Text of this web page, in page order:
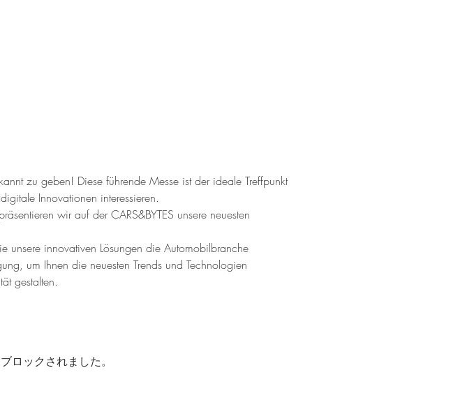
zu geben! Diese führende Messe ist der ideale Treffpunkt
Innovationen interessieren.
wir auf der CARS&BYTES unsere neuesten
unsere innovativen Lösungen die Automobilbranche
um Ihnen die neuesten Trends und Technologien
gestalten.
ロックされました。